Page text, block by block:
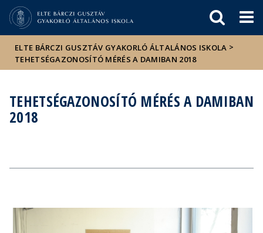
Események
sajtóban
ELTE BÁRCZI GUSZTÁV GYAKORLÓ ÁLTALÁNOS ISKOLA >
TEHETSÉGAZONOSÍTÓ MÉRÉS A DAMIBAN 2018
TEHETSÉGAZONOSÍTÓ MÉRÉS A DAMIBAN
2018